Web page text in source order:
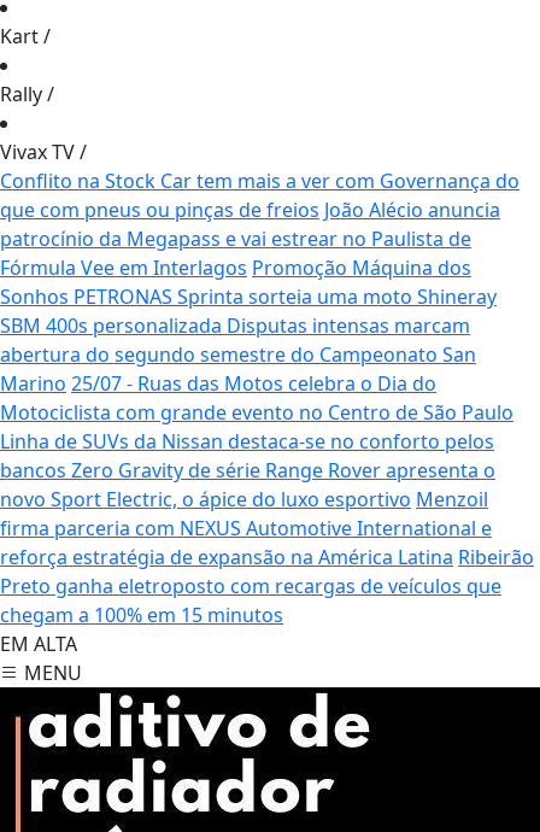
Kart/
Rally/
Vivax TV/
Conflito na Stock Car tem mais a ver com Governança do
que com pneus ou pinças de freios João Alécio anuncia
patrocínio da Megapass e vai estrear no Paulista de
Fórmula Vee em Interlagos Promoção Máquina dos
Sonhos PETRONAS Sprinta sorteia uma moto Shineray
SBM 400s personalizada Disputas intensas marcam
abertura do segundo semestre do Campeonato San
Marino 25/07 - Ruas das Motos celebra o Dia do
Motociclista com grande evento no Centro de São Paulo
Linha de SUVs da Nissan destaca-se no conforto pelos
bancos Zero Gravity de série Range Rover apresenta o
novo Sport Electric, o ápice do luxo esportivo Menzoil
firma parceria com NEXUS Automotive International e
reforça estratégia de expansão na América Latina Ribeirão
Preto ganha eletroposto com recargas de veículos que
chegam a 100% em 15 minutos
EM ALTA
MENU